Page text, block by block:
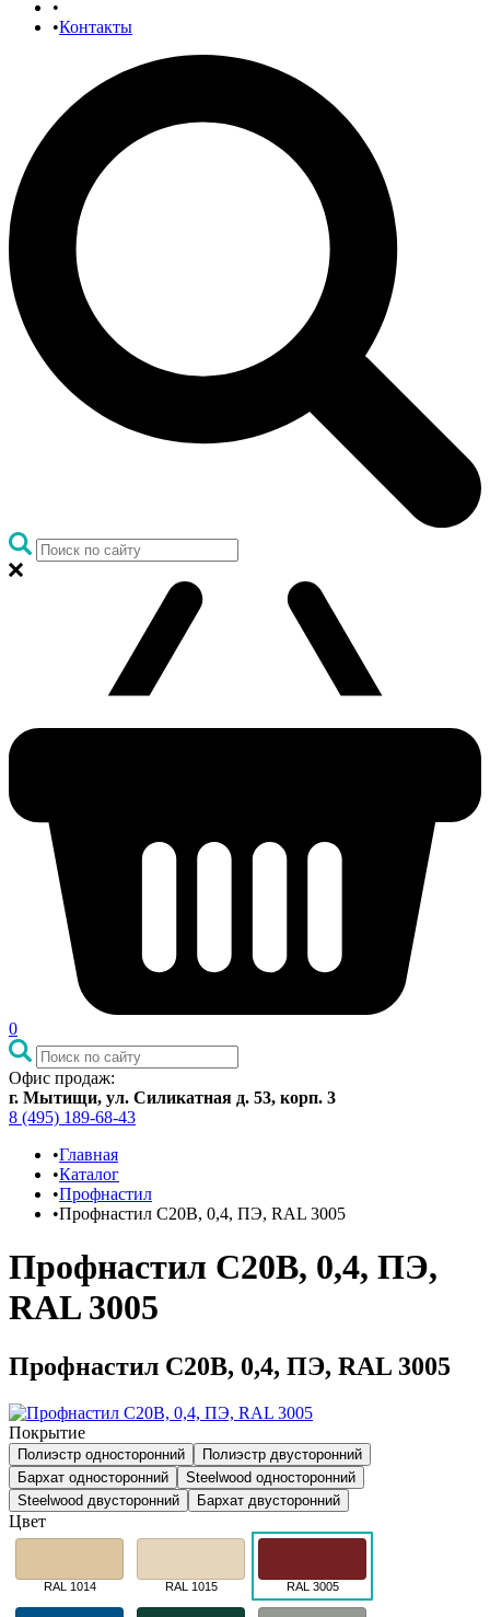
Контакты
0
Офис продаж:
г. Мытищи, ул. Силикатная д. 53, корп. 3
8 (495) 189-68-43
Главная
Каталог
Профнастил
Профнастил C20B, 0,4, ПЭ, RAL 3005
Профнастил C20B, 0,4, ПЭ,
RAL 3005
Профнастил C20B, 0,4, ПЭ, RAL 3005
Покрытие
Полиэстр односторонний
Полиэстр двусторонний
Бархат односторонний
Steelwood односторонний
Steelwood двусторонний
Бархат двусторонний
Цвет
RAL 1014 RAL 1015 RAL 3005